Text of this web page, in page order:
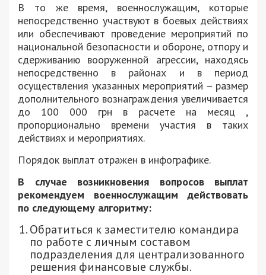
В то же время, военнослужащим, которые
непосредственно участвуют в боевых действиях
или обеспечивают проведение мероприятий по
национальной безопасности и обороне, отпору и
сдерживанию вооруженной агрессии, находясь
непосредственно в районах и в период
осуществления указанных мероприятий – размер
дополнительного вознаграждения увеличивается
до 100 000 грн в расчете на месяц ,
пропорционально времени участия в таких
действиях и мероприятиях.
Порядок выплат отражен в инфографике.
В случае возникновения вопросов выплат
рекомендуем военнослужащим действовать
по следующему алгоритму:
Обратиться к заместителю командира
по работе с личным составом
подразделения для централизованного
решения финансовые службы.